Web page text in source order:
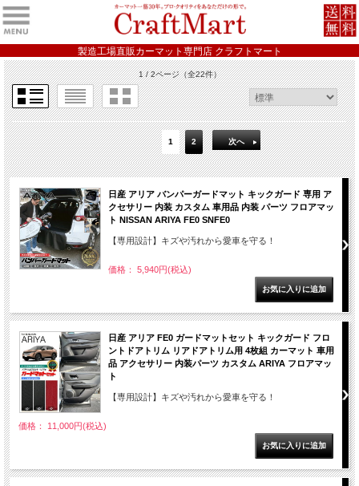
製造工場直販カーマット専門店 クラフトマート
1 / 2ページ（全22件）
1 2 次へ
日産 アリア バンパーガードマット キックガード 専用 ア
クセサリー 内装 カスタム 車用品 内装 パーツ フロアマッ
ト NISSAN ARIYA FE0 SNFE0
【専用設計】キズや汚れから愛車を守る！
価格： 5,940円(税込)
日産 アリア FE0 ガードマットセット キックガード フロ
ントドアトリム リアドアトリム用 4枚組 カーマット 車用
品 アクセサリー 内装パーツ カスタム ARIYA フロアマッ
ト
【専用設計】キズや汚れから愛車を守る！
価格： 11,000円(税込)